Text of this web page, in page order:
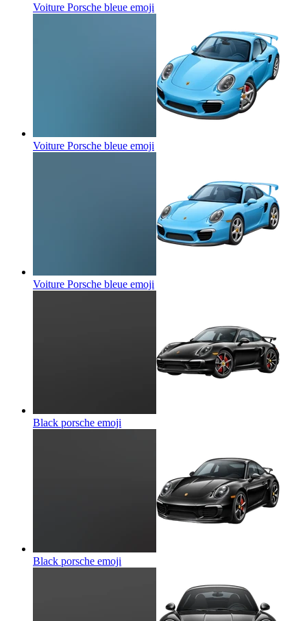
Voiture Porsche bleue emoji
Voiture Porsche bleue emoji
Voiture Porsche bleue emoji
Black porsche emoji
Black porsche emoji